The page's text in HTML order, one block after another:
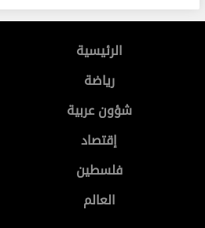
الرئيسية
رياضة
شؤون عربية
إقتصاد
فلسطين
العالم